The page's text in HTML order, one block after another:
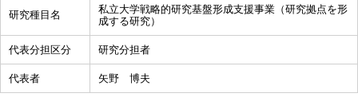
研究種目名
私立大学戦略的研究基盤形成支援事業（研究拠点を形
成する研究）
代表分担区分 研究分担者
代表者 矢野 博夫